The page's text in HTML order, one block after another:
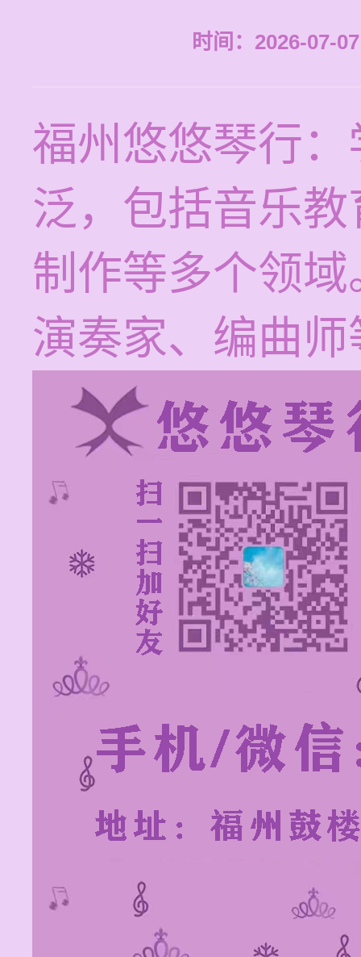
时间：2026-07-
福州悠悠琴行
泛，包括音乐
制作等多个领
演奏家、编曲